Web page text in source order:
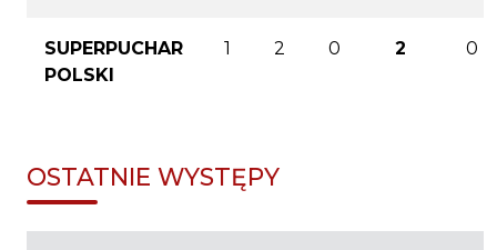
SUPERPUCHAR
POLSKI
1 2 0 2 0
OSTATNIE WYSTĘPY